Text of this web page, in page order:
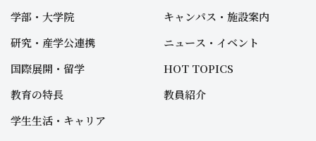
学部・大学院
研究・産学公連携
国際展開・留学
教育の特長
学生生活・キャリア
キャンパス・施設案内
ニュース・イベント
HOT TOPICS
教員紹介